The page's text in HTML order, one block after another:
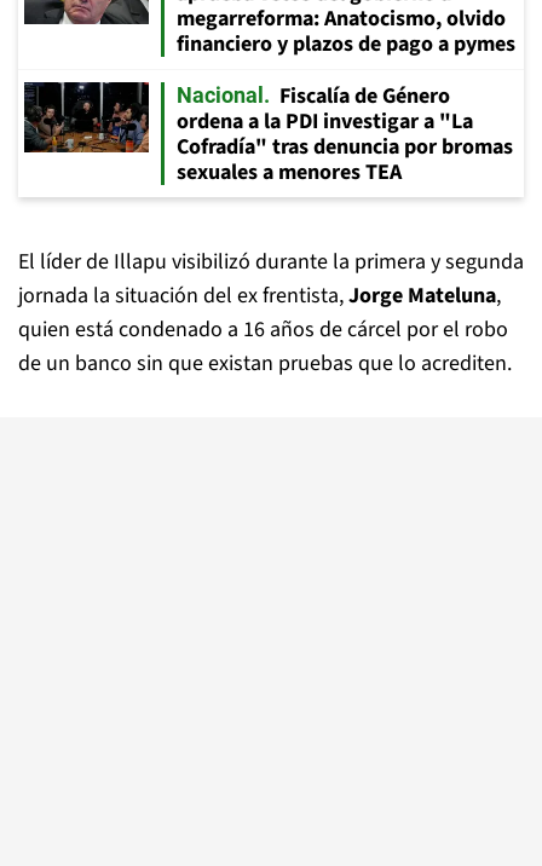
megarreforma: Anatocismo, olvido
financiero y plazos de pago a pymes
Nacional
Fiscalía de Género
ordena a la PDI investigar a "La
Cofradía" tras denuncia por bromas
sexuales a menores TEA
El líder de Illapu visibilizó durante la primera y segunda
jornada la situación del ex frentista,Jorge Mateluna,
quien está condenado a 16 años de cárcel por el robo
de un banco sin que existan pruebas que lo acrediten.